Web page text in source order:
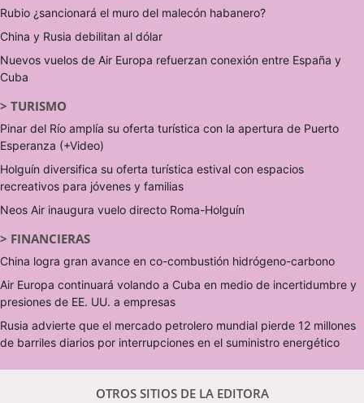
Rubio ¿sancionará el muro del malecón habanero?
China y Rusia debilitan al dólar
Nuevos vuelos de Air Europa refuerzan conexión entre España y
Cuba
> TURISMO
Pinar del Río amplía su oferta turística con la apertura de Puerto
Esperanza (+Video)
Holguín diversifica su oferta turística estival con espacios
recreativos para jóvenes y familias
Neos Air inaugura vuelo directo Roma-Holguín
> FINANCIERAS
China logra gran avance en co-combustión hidrógeno-carbono
Air Europa continuará volando a Cuba en medio de incertidumbre y
presiones de EE. UU. a empresas
Rusia advierte que el mercado petrolero mundial pierde 12 millones
de barriles diarios por interrupciones en el suministro energético
OTROS SITIOS DE LA EDITORA